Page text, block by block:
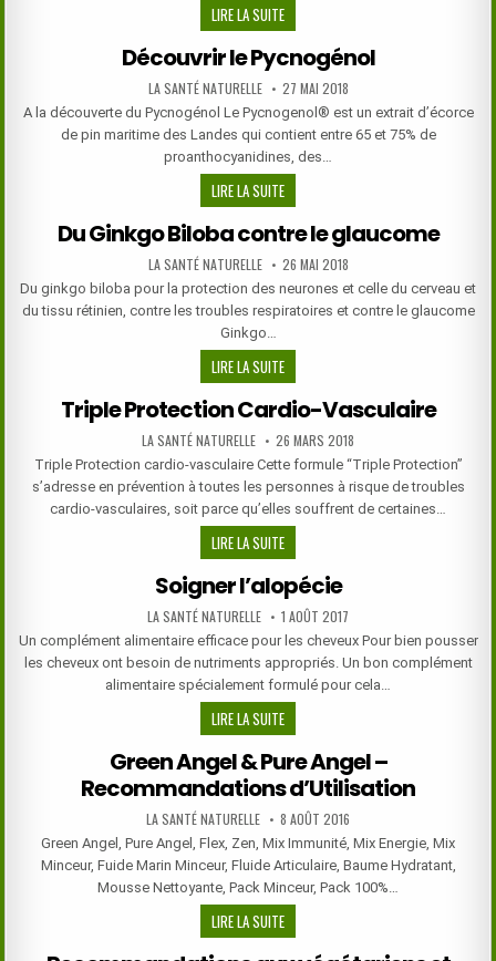
LIRE LA SUITELACTOBACILLUS
GASSERI
SUPERSMART
–
POUR
LA
RÉDUCTION
DU
TOUR
DE
TAILLE!
Découvrir le Pycnogénol
AUTHOR:
LA SANTÉ NATURELLE PUBLISHED
DATE:
27 MAI 2018
A la découverte du Pycnogénol Le Pycnogenol® est un extrait d’écorce
de pin maritime des Landes qui contient entre 65 et 75% de
proanthocyanidines, des…
LIRE LA SUITEDÉCOUVRIR
LE
PYCNOGÉNOL
Du Ginkgo Biloba contre le glaucome
AUTHOR:
LA SANTÉ NATURELLE PUBLISHED
DATE:
26 MAI 2018
Du ginkgo biloba pour la protection des neurones et celle du cerveau et
du tissu rétinien, contre les troubles respiratoires et contre le glaucome
Ginkgo…
LIRE LA SUITEDU
GINKGO
BILOBA
CONTRE
LE
GLAUCOME
Triple Protection Cardio-Vasculaire
AUTHOR:
LA SANTÉ NATURELLE PUBLISHED
DATE:
26 MARS 2018
Triple Protection cardio-vasculaire Cette formule “Triple Protection”
s’adresse en prévention à toutes les personnes à risque de troubles
cardio-vasculaires, soit parce qu’elles souffrent de certaines…
LIRE LA SUITETRIPLE
PROTECTION
CARDIO-
VASCULAIRE
Soigner l’alopécie
AUTHOR:
LA SANTÉ NATURELLE PUBLISHED
DATE:
1 AOÛT 2017
Un complément alimentaire efficace pour les cheveux Pour bien pousser
les cheveux ont besoin de nutriments appropriés. Un bon complément
alimentaire spécialement formulé pour cela…
LIRE LA SUITESOIGNER
L’ALOPÉCIE
Green Angel & Pure Angel –
Recommandations d’Utilisation
AUTHOR:
LA SANTÉ NATURELLE PUBLISHED
DATE:
8 AOÛT 2016
Green Angel, Pure Angel, Flex, Zen, Mix Immunité, Mix Energie, Mix
Minceur, Fuide Marin Minceur, Fluide Articulaire, Baume Hydratant,
Mousse Nettoyante, Pack Minceur, Pack 100%…
LIRE LA SUITEGREEN
ANGEL